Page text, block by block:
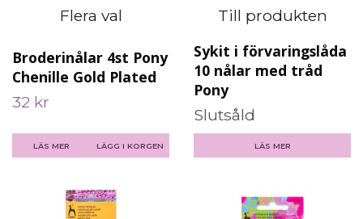
Flera val
Broderinålar 4st Pony
Chenille Gold Plated
32 kr
LÄS MER LÄGG I KORGEN
Till produkten
Sykit i förvaringslåda
10 nålar med tråd
Pony
Slutsåld
LÄS MER